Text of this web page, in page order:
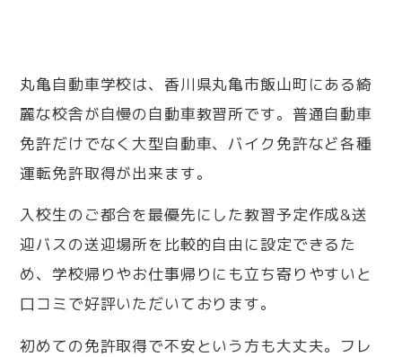
丸亀自動車学校は、香川県丸亀市飯山町にある綺
麗な校舎が自慢の自動車教習所です。普通自動車
免許だけでなく大型自動車、バイク免許など各種
運転免許取得が出来ます。
入校生のご都合を最優先にした教習予定作成&送
迎バスの送迎場所を比較的自由に設定できるた
め、学校帰りやお仕事帰りにも立ち寄りやすいと
口コミで好評いただいております。
初めての免許取得で不安という方も大丈夫。フレ